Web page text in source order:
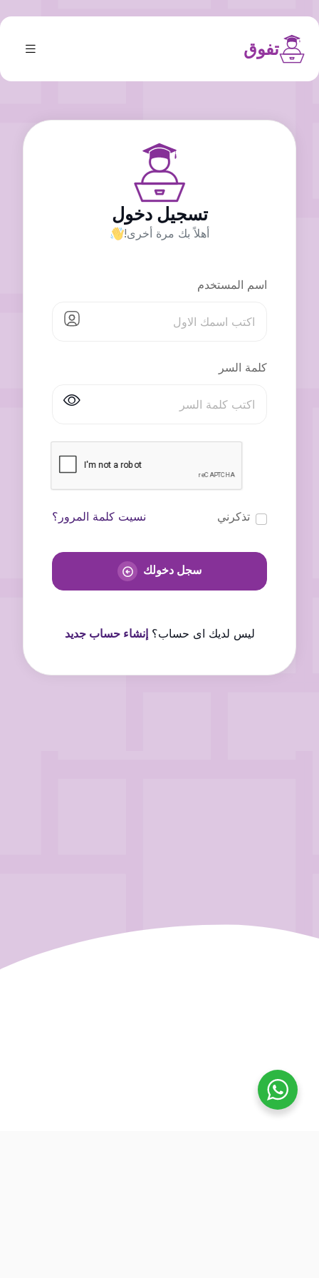
تفوق
تسجيل دخول
أهلاً بك مرة أخرى!
اسم المستخدم
كلمة السر
تذكرني نسيت كلمة المرور؟
سجل دخولك
ليس لديك اى حساب؟إنشاء حساب جديد